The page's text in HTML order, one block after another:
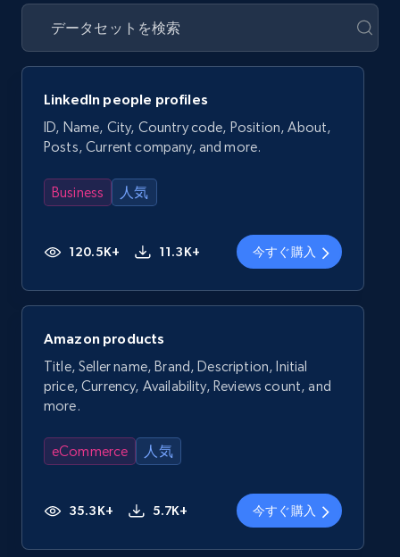
LinkedIn people profiles
ID, Name, City, Country code, Position, About,
Posts, Current company, and more.
Business 人気
120.5K+ 11.3K+ 今すぐ購入
Amazon products
Title, Seller name, Brand, Description, Initial
price, Currency, Availability, Reviews count, and
more.
eCommerce 人気
35.3K+ 5.7K+ 今すぐ購入